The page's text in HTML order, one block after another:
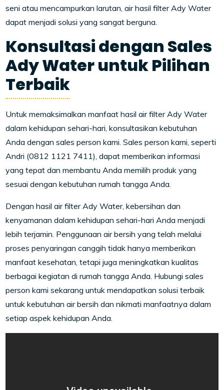
seni atau mencampurkan larutan, air hasil filter Ady Water
dapat menjadi solusi yang sangat berguna.
Konsultasi dengan Sales
Ady Water untuk Pilihan
Terbaik
Untuk memaksimalkan manfaat hasil air filter Ady Water
dalam kehidupan sehari-hari, konsultasikan kebutuhan
Anda dengan sales person kami. Sales person kami, seperti
Andri (0812 1121 7411), dapat memberikan informasi
yang tepat dan membantu Anda memilih produk yang
sesuai dengan kebutuhan rumah tangga Anda.
Dengan hasil air filter Ady Water, kebersihan dan
kenyamanan dalam kehidupan sehari-hari Anda menjadi
lebih terjamin. Penggunaan air bersih yang telah melalui
proses penyaringan canggih tidak hanya memberikan
manfaat kesehatan, tetapi juga meningkatkan kualitas
berbagai kegiatan di rumah tangga Anda. Hubungi sales
person kami sekarang untuk mendapatkan solusi terbaik
untuk kebutuhan air bersih dan nikmati manfaatnya dalam
setiap aspek kehidupan Anda.